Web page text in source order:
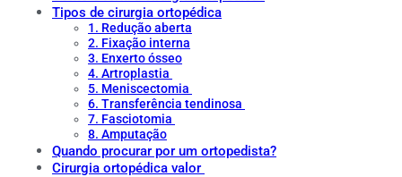
Tipos de cirurgia ortopédica
1. Redução aberta
2. Fixação interna
3. Enxerto ósseo
4. Artroplastia
5. Meniscectomia
6. Transferência tendinosa
7. Fasciotomia
8. Amputação
Quando procurar por um ortopedista?
Cirurgia ortopédica valor